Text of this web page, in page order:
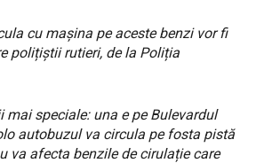
cu mașina pe aceste benzi vor fi
polițiștii rutieri, de la Poliția
mai speciale: una e pe Bulevardul
autobuzul va circula pe fosta pistă
va afecta benzile de cirulație care